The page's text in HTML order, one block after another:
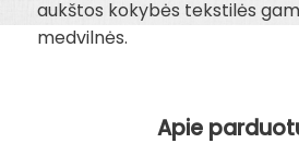
aukštos kokybės tekstilės
medvilnės.
Apie